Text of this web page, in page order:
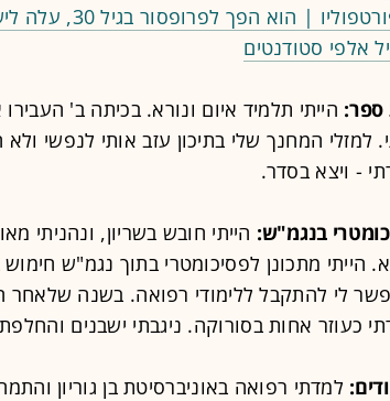
אלפי סטודנטים
ספר: הייתי תלמיד איום ונורא. בכיתה ב'
למזלי המחנך שלי בתיכון עזב אותי לנפשי
- ויצא בסדר.
בנגמ"ש: הייתי חובש בשריון, ונהניתי
הייתי מתכונן לפסיכומטרי בתוך נגמ"ש חימוש
לי להתקבל ללימודי רפואה. בשנה שלאחר
כעוזר אחות בסורוקה. ניגבתי ישבנים
למדתי רפואה באוניברסיטת בן גוריון